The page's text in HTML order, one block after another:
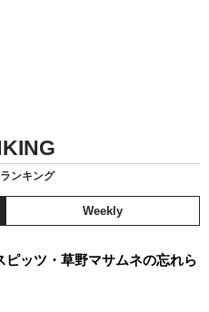
ンキング
Weekly
ッツ・草野マサムネの忘れら